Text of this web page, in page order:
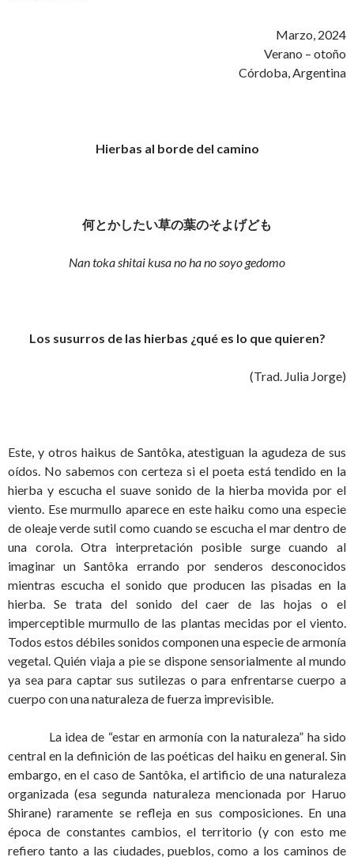
Marzo, 2024
Verano – otoño
Córdoba, Argentina
Hierbas al borde del camino
何とかしたい草の葉のそよげども
Nan toka shitai kusa no ha no soyo gedomo
Los susurros de las hierbas ¿qué es lo que quieren?
(Trad. Julia Jorge)
Este, y otros haikus de Santôka, atestiguan la agudeza de sus
oídos. No sabemos con certeza si el poeta está tendido en la
hierba y escucha el suave sonido de la hierba movida por el
viento. Ese murmullo aparece en este haiku como una especie
de oleaje verde sutil como cuando se escucha el mar dentro de
una corola. Otra interpretación posible surge cuando al
imaginar un Santôka errando por senderos desconocidos
mientras escucha el sonido que producen las pisadas en la
hierba. Se trata del sonido del caer de las hojas o el
imperceptible murmullo de las plantas mecidas por el viento.
Todos estos débiles sonidos componen una especie de armonía
vegetal. Quién viaja a pie se dispone sensorialmente al mundo
ya sea para captar sus sutilezas o para enfrentarse cuerpo a
cuerpo con una naturaleza de fuerza imprevisible.
La idea de “estar en armonía con la naturaleza” ha sido
central en la definición de las poéticas del haiku en general. Sin
embargo, en el caso de Santôka, el artificio de una naturaleza
organizada (esa segunda naturaleza mencionada por Haruo
Shirane) raramente se refleja en sus composiciones. En una
época de constantes cambios, el territorio (y con esto me
refiero tanto a las ciudades, pueblos, como a los caminos de